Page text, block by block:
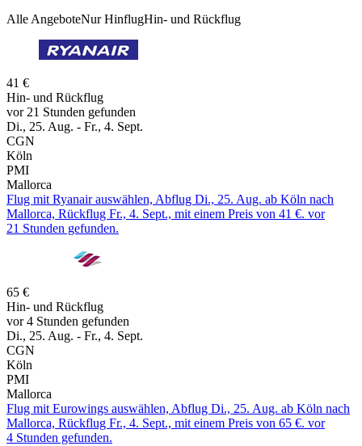
Alle AngeboteNur HinflugHin- und Rückflug
41 €
Hin- und Rückflug
vor 21 Stunden gefunden
Di., 25. Aug. - Fr., 4. Sept.
CGN
Köln
PMI
Mallorca
Flug mit Ryanair auswählen, Abflug Di., 25. Aug. ab Köln nach
Mallorca, Rückflug Fr., 4. Sept., mit einem Preis von 41 €. vor
21 Stunden gefunden.
65 €
Hin- und Rückflug
vor 4 Stunden gefunden
Di., 25. Aug. - Fr., 4. Sept.
CGN
Köln
PMI
Mallorca
Flug mit Eurowings auswählen, Abflug Di., 25. Aug. ab Köln nach
Mallorca, Rückflug Fr., 4. Sept., mit einem Preis von 65 €. vor
4 Stunden gefunden.